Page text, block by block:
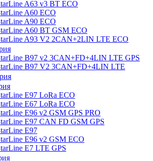
A63 v3 BT ECO
A60 ECO
A90 ECO
A60 BT GSM ECO
A93 V2 2CAN+2LIN LTE ECO
B97 v2 3CAN+FD+4LIN LTE GPS
B97 V2 3CAN+FD+4LIN LTE
E97 LoRa ECO
E67 LoRa ECO
E96 v2 GSM GPS PRO
E97 CAN FD GSM GPS
E97
E96 v2 GSM ECO
E7 LTE GPS